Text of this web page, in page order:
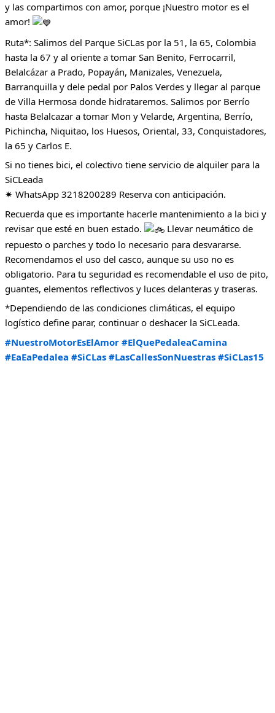
y las compartimos con amor, porque ¡Nuestro motor es el
amor!
Ruta*: Salimos del Parque SiCLas por la 51, la 65, Colombia
hasta la 67 y al oriente a tomar San Benito, Ferrocarril,
Belalcázar a Prado, Popayán, Manizales, Venezuela,
Barranquilla y dele pedal por Palos Verdes y llegar al parque
de Villa Hermosa donde hidrataremos. Salimos por Berrío
hasta Belalcazar a tomar Mon y Velarde, Argentina, Berrío,
Pichincha, Niquitao, los Huesos, Oriental, 33, Conquistadores,
la 65 y Carlos E.
Si no tienes bici, el colectivo tiene servicio de alquiler para la
SiCLeada
✷ WhatsApp 3218200289 Reserva con anticipación.
Recuerda que es importante hacerle mantenimiento a la bici y
revisar que esté en buen estado.
Llevar neumático de
repuesto o parches y todo lo necesario para desvararse.
Recomendamos el uso del casco, aunque su uso no es
obligatorio. Para tu seguridad es recomendable el uso de pito,
guantes, elementos reflectivos y luces delanteras y traseras.
*Dependiendo de las condiciones climáticas, el equipo
logístico define parar, continuar o deshacer la SiCLeada.
#NuestroMotorEsElAmor #ElQuePedaleaCamina
#EaEaPedalea #SiCLas #LasCallesSonNuestras #SiCLas15